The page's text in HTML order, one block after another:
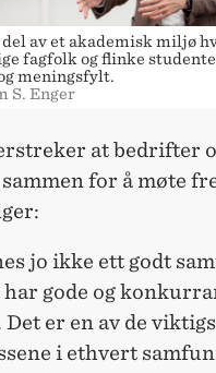
av et akademisk miljø
fagfolk og flinke
meningsfylt.
S. Enger
at bedrifter
for å møte
jo ikke ett godt
har gode og
er en av de
i ethvert